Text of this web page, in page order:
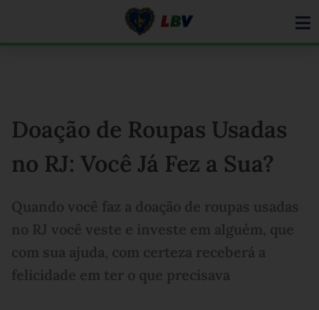
Doação de Roupas Usadas
no RJ: Você Já Fez a Sua?
Quando você faz a doação de roupas usadas
no RJ você veste e investe em alguém, que
com sua ajuda, com certeza receberá a
felicidade em ter o que precisava